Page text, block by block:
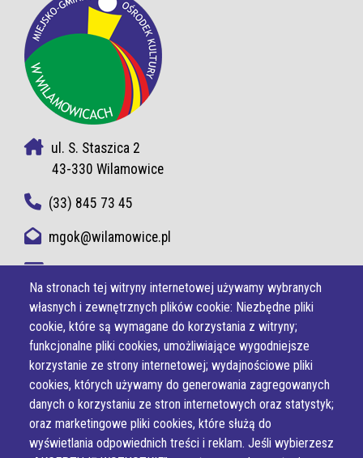
Na stronach tej witryny internetowej używamy wybranych
własnych i zewnętrznych plików cookie: Niezbędne pliki
cookie, które są wymagane do korzystania z witryny;
funkcjonalne pliki cookies, umożliwiające wygodniejsze
korzystanie ze strony internetowej; wydajnościowe pliki
cookies, których używamy do generowania zagregowanych
danych o korzystaniu ze stron internetowych oraz statystyk;
oraz marketingowe pliki cookies, które służą do
wyświetlania odpowiednich treści i reklam. Jeśli wybierzesz
ul. S. Staszica 2
43-330 Wilamowice
(33) 845 73 45
mgok@wilamowice.pl